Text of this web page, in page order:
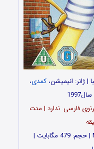
ژانر: انیمیشن، کمدی،
فارسی: ندارد | مدت
کیفیت ویدئویی: 576p | فرمت: MKV | حجم: 479 مگابایت |